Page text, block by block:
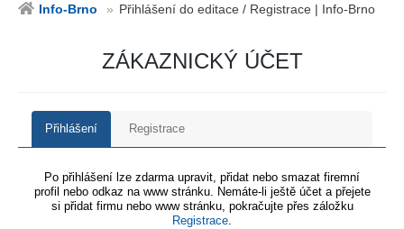
Info-Brno Přihlášení do editace / Registrace | Info-Brno
ZÁKAZNICKÝ ÚČET
Přihlášení Registrace
Po přihlášení lze zdarma upravit, přidat nebo smazat firemní
profil nebo odkaz na www stránku. Nemáte-li ještě účet a přejete
si přidat firmu nebo www stránku, pokračujte přes záložku
Registrace.